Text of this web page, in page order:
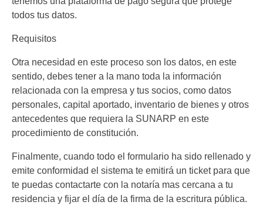
todos tus datos.
Requisitos
Otra necesidad en este proceso son los datos, en este
sentido, debes tener a la mano toda la información
relacionada con la empresa y tus socios, como datos
personales, capital aportado, inventario de bienes y otros
antecedentes que requiera la SUNARP en este
procedimiento de constitución.
Finalmente, cuando todo el formulario ha sido rellenado y
emite conformidad el sistema te emitirá un ticket para que
te puedas contactarte con la notaría mas cercana a tu
residencia y fijar el día de la firma de la escritura pública.